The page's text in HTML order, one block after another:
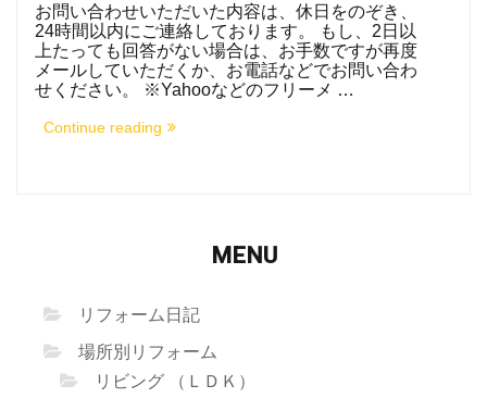
お問い合わせいただいた内容は、休日をのぞき、
24時間以内にご連絡しております。 もし、2日以
上たっても回答がない場合は、お手数ですが再度
メールしていただくか、お電話などでお問い合わ
せください。 ※Yahooなどのフリーメ …
Continue reading “問
MENU
リフォーム日記
場所別リフォーム
リビング （ＬＤＫ）